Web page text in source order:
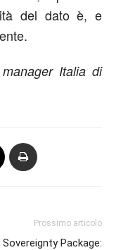
del dato è, e
Italia di
Prossimo articolo
Sovereignty Package: